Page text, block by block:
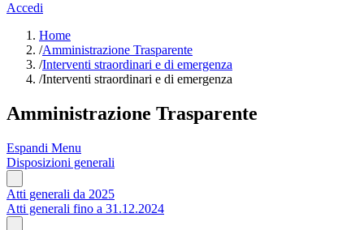
Accedi
Home
/Amministrazione Trasparente
/Interventi straordinari e di emergenza
/Interventi straordinari e di emergenza
Amministrazione Trasparente
Espandi Menu
Disposizioni generali
Atti generali da 2025
Atti generali fino a 31.12.2024